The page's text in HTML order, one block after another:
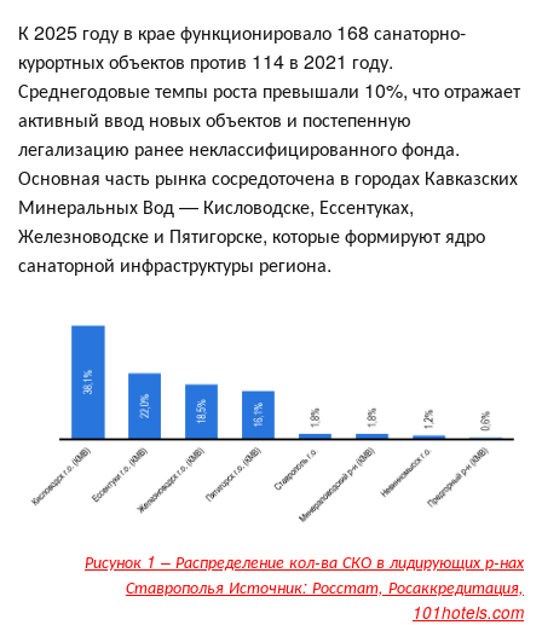
К 2025 году в крае функционировало 168 санаторно-
курортных объектов против 114 в 2021 году.
Среднегодовые темпы роста превышали 10%, что отражает
активный ввод новых объектов и постепенную
легализацию ранее неклассифицированного фонда.
Основная часть рынка сосредоточена в городах Кавказских
Минеральных Вод — Кисловодске, Ессентуках,
Железноводске и Пятигорске, которые формируют ядро
санаторной инфраструктуры региона.
Рисунок 1 – Распределение кол-ва СКО в лидирующих р-нах
Ставрополья Источник: Росстат, Росаккредитация,
101hotels.com